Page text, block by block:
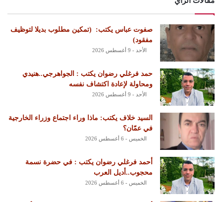
‏صفوت عباس يكتب: ‏ ‏(تمكين مطلوب بديلا لتوظيف
مفقود)
الأحد - 9 أغسطس 2026
حمد فرغلي رضوان يكتب : الجواهرجي..هنيدي
ومحاولة لإعادة اكتشاف نفسه
الأحد - 9 أغسطس 2026
السيد خلاف يكتب: ماذا وراء اجتماع وزراء الخارجية
في عمّان؟
الخميس - 6 أغسطس 2026
أحمد فرغلي رضوان يكتب : في حضرة نسمة
محجوب..أديل العرب
الخميس - 6 أغسطس 2026